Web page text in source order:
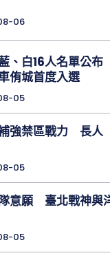
06
、白16人名單公
侑城首度入選
05
強禁區戰力 長人
05
意願 臺北戰神與
05